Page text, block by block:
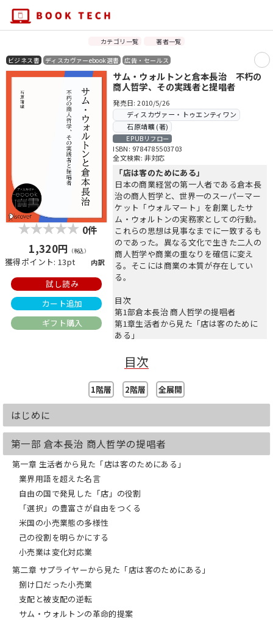
カテゴリ一覧 著者一覧
ビジネス書 ディスカヴァーebook選書 広告・セールス
0件
1,320円 （税込）
獲得ポイント: 13pt 内訳
試し読み
カート追加
ギフト購入
サム・ウォルトンと倉本長治 不朽の
商人哲学、その実践者と提唱者
発売日: 2010/5/26
ディスカヴァー・トゥエンティワン
石原靖曠 (著)
EPUBリフロー
ISBN: 9784785503703
全文検索: 非対応
「店は客のためにある」
日本の商業経営の第一人者である倉本長
治の商人哲学と、世界一のスーパーマー
ケット「ウォルマート」を創業したサ
ム・ウォルトンの実務家としての行動。
これらの思想は見事なまでに一致するも
のであった。異なる文化で生きた二人の
商人哲学や商業の重なりを確信に変え
る。そこには商業の本質が存在してい
る。
目次
第1部倉本長治 商人哲学の提唱者
第1章生活者から見た「店は客のために
ある」
ためにある」
第3章店側から見た「店は客のためにあ
る」
第4章店員と共に栄える
第5章ファミリー経営こそ最適経営
第2部サム・ウォルトン 商人哲学の実践
者
第1章いかに弱者の役に立つか
第4章今も生き続けるサムの哲学
第5章サムの遺した名言に学ぶ
目次
1階層 2階層 全展開
はじめに
第一部 倉本長治 商人哲学の提唱者
第一章 生活者から見た「店は客のためにある」
業界用語を超えた名言
自由の国で発見した「店」の役割
「選択」の豊富さが自由をつくる
米国の小売業態の多様性
己の役割を明らかにする
小売業は変化対応業
第二章 サプライヤーから見た「店は客のためにある」
捌け口だった小売業
支配と被支配の逆転
サム・ウォルトンの革命的提案